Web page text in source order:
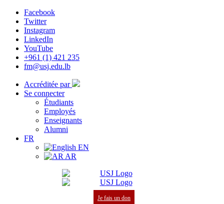
Facebook
Twitter
Instagram
LinkedIn
YouTube
+961 (1) 421 235
fm@usj.edu.lb
Accréditée par
Se connecter
Étudiants
Employés
Enseignants
Alumni
FR
EN
AR
Je fais un don